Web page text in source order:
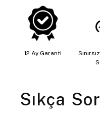
12 Ay Garanti
Sıkça